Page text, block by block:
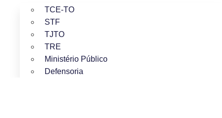
TCE-TO
STF
TJTO
TRE
Ministério Público
Defensoria